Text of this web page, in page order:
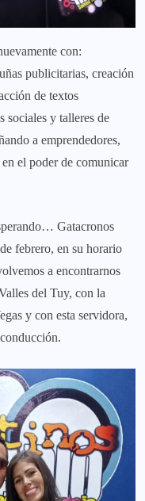
con:
publicitarias, creación
de textos
sociales y talleres de
a emprendedores,
el poder de comunicar
Gatacronos
febrero, en su horario
a encontrarnos
del Tuy, con la
y con esta servidora,